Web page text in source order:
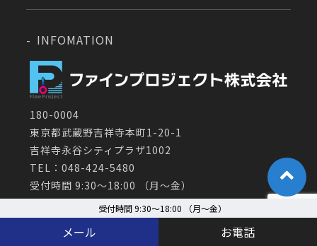
受付時間 9:30～18:00 （月〜金）
INFOMATION
180-0004
東京都武蔵野吉祥寺本町1-20-1
吉祥寺永谷シティプラザ1002
TEL：048-424-5480
受付時間 9:30～18:00 （月〜金）
会社案内